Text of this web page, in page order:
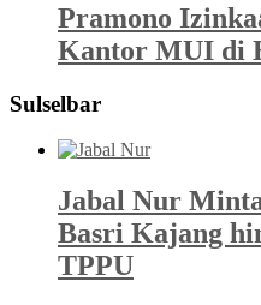
Pramono
Kantor MUI di
Sulselbar
Jabal Nur
Basri Kajang
TPPU